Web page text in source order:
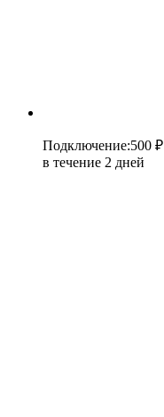
Подключение:500 ₽
в течение 2 дней